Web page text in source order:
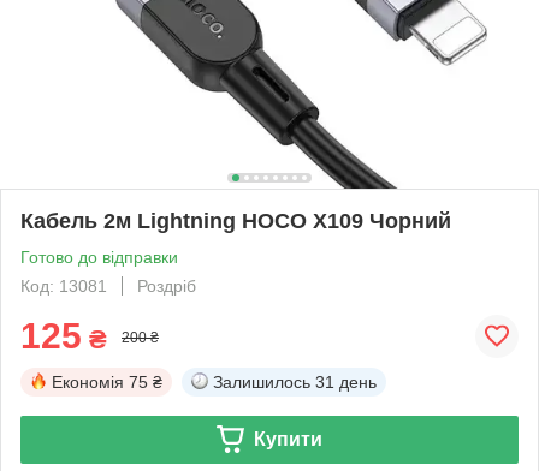
Кабель 2м Lightning HOCO X109 Чорний
Готово до відправки
Код: 13081
Роздріб
125 ₴ 200 ₴
Економія 75 ₴ Залишилось 31 день
Купити